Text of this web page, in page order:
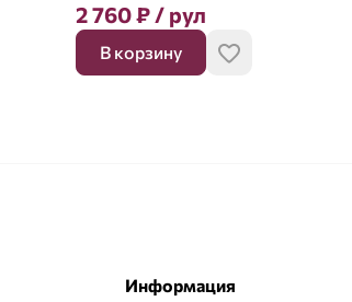
2 760₽/ рул
В корзину
Информация